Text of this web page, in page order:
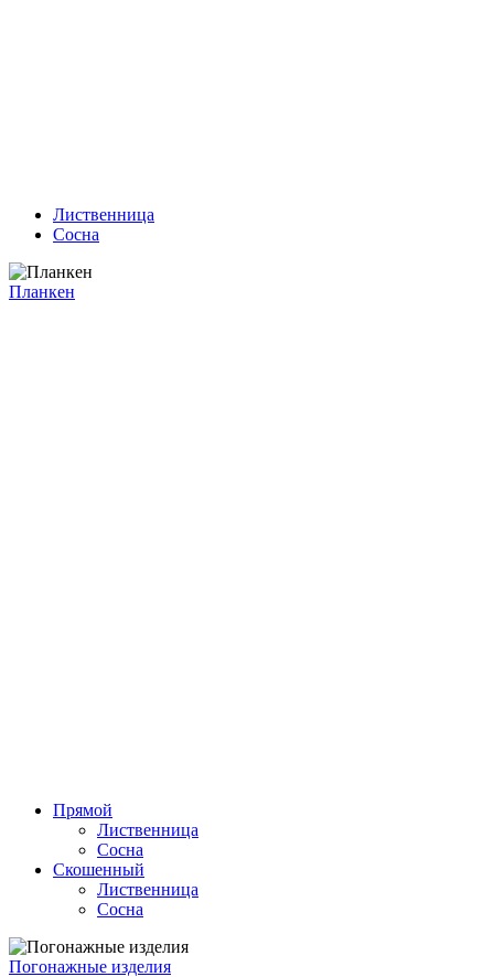
Лиственница
Сосна
Планкен
Прямой
Лиственница
Сосна
Скошенный
Лиственница
Сосна
Погонажные изделия